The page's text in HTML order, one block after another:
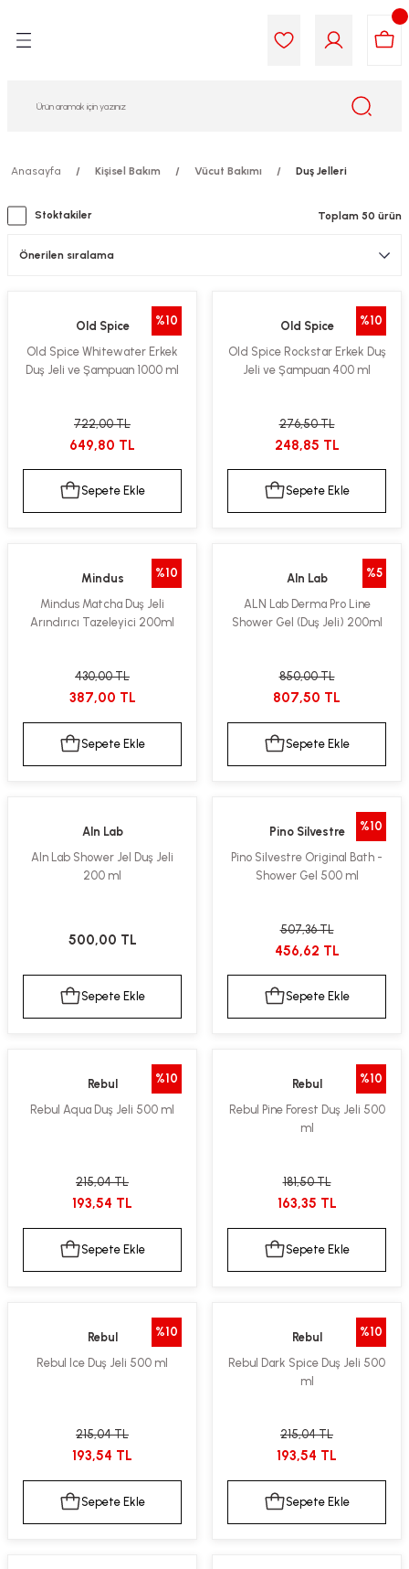
ve Uçucu Yağlar
3...)
Şekerler
Anasayfa Kişisel Bakım Vücut Bakımı Duş Jelleri
Stoktakiler Toplam 50 ürün
%10
Old Spice
Old Spice Whitewater Erkek
Duş Jeli ve Şampuan 1000 ml
722,00 TL
649,80 TL
Sepete Ekle
%10
Old Spice
Old Spice Rockstar Erkek Duş
Jeli ve Şampuan 400 ml
276,50 TL
248,85 TL
Sepete Ekle
%10
Mindus
Mindus Matcha Duş Jeli
Arındırıcı Tazeleyici 200ml
430,00 TL
387,00 TL
Sepete Ekle
%5
Aln Lab
ALN Lab Derma Pro Line
Shower Gel (Duş Jeli) 200ml
850,00 TL
807,50 TL
Sepete Ekle
Aln Lab
Aln Lab Shower Jel Duş Jeli
200 ml
500,00 TL
Sepete Ekle
%10
Pino Silvestre
Pino Silvestre Original Bath -
Shower Gel 500 ml
507,36 TL
456,62 TL
Sepete Ekle
%10
Rebul
Rebul Aqua Duş Jeli 500 ml
215,04 TL
193,54 TL
Sepete Ekle
%10
Rebul
Rebul Pine Forest Duş Jeli 500
ml
181,50 TL
163,35 TL
Sepete Ekle
%10
Rebul
Rebul Ice Duş Jeli 500 ml
215,04 TL
193,54 TL
Sepete Ekle
%10
Rebul
Rebul Dark Spice Duş Jeli 500
ml
215,04 TL
193,54 TL
Sepete Ekle